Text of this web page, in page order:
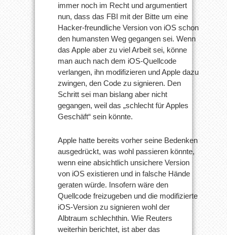
immer noch im Recht und argumentiert
nun, dass das FBI mit der Bitte um eine
Hacker-freundliche Version von iOS schon
den humansten Weg gegangen sei. Wenn
das Apple aber zu viel Arbeit sei, könne
man auch nach dem iOS-Quellcode
verlangen, ihn modifizieren und Apple dazu
zwingen, den Code zu signieren. Den
Schritt sei man bislang aber nicht
gegangen, weil das „schlecht für Apples
Geschäft“ sein könnte.
Apple hatte bereits vorher seine Bedenken
ausgedrückt, was wohl passieren könnte,
wenn eine absichtlich unsichere Version
von iOS existieren und in falsche Hände
geraten würde. Insofern wäre den
Quellcode freizugeben und die modifizierte
iOS-Version zu signieren wohl der
Albtraum schlechthin. Wie Reuters
weiterhin berichtet, ist aber das